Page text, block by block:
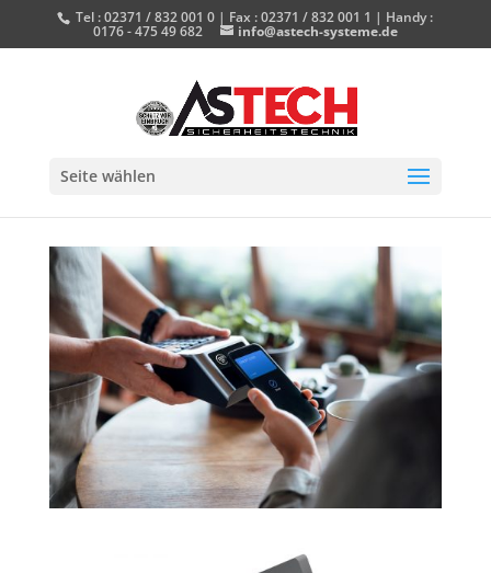
Tel : 02371 / 832 001 0 | Fax : 02371 / 832 001 1 | Handy :
0176 - 475 49 682 info@astech-systeme.de
Seite wählen